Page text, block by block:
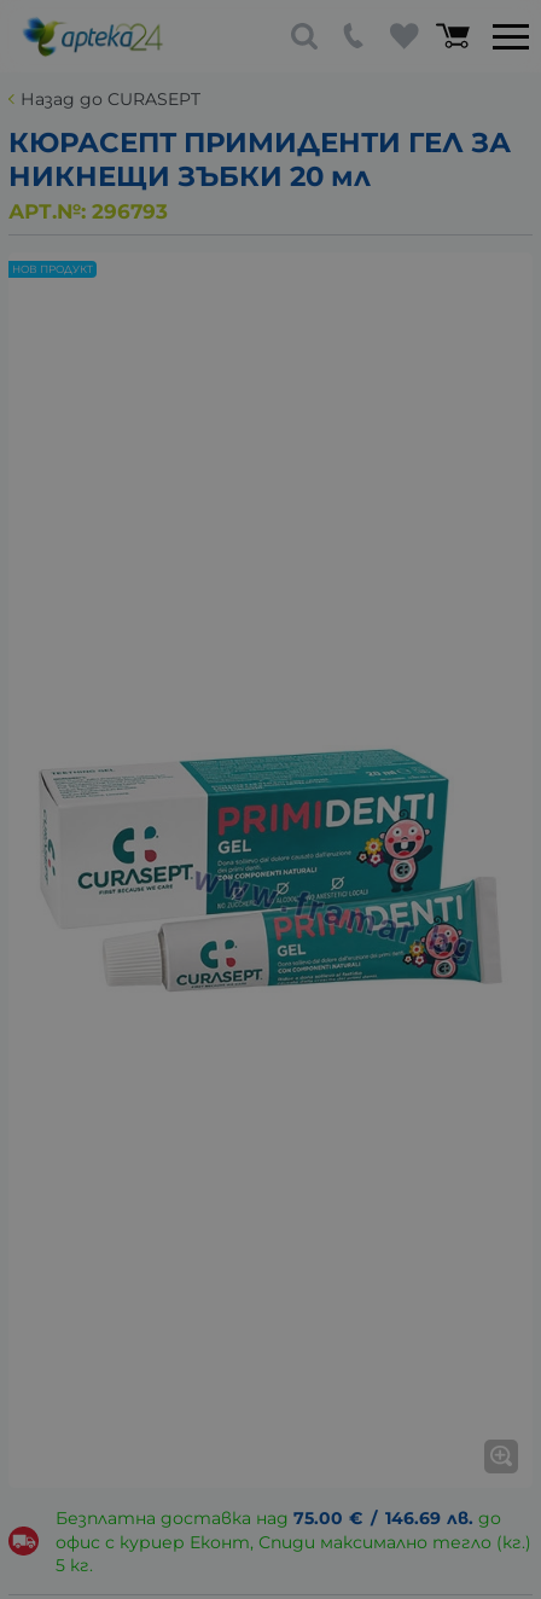
Назад до CURASEPT
КЮРАСЕПТ ПРИМИДЕНТИ ГЕЛ ЗА
НИКНЕЩИ ЗЪБКИ 20 мл
АРТ.№: 296793
НОВ ПРОДУКТ
Безплатна доставка над 75.00 € / 146.69 лв. до
офис с куриер Еконт, Спиди максимално тегло (кг.)
5 кг.